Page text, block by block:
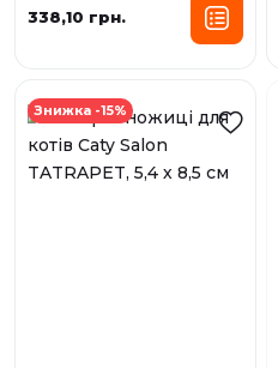
338,10 грн.
Знижка -15%